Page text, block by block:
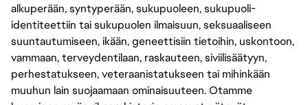
alkuperään, syntyperään, sukupuoleen, sukupuoli-
identiteettiin tai sukupuolen ilmaisuun, seksuaaliseen
suuntautumiseen, ikään, geneettisiin tietoihin, uskontoon,
vammaan, terveydentilaan, raskauteen, siviilisäätyyn,
perhestatukseen, veteraanistatukseen tai mihinkään
muuhun lain suojaamaan ominaisuuteen. Otamme